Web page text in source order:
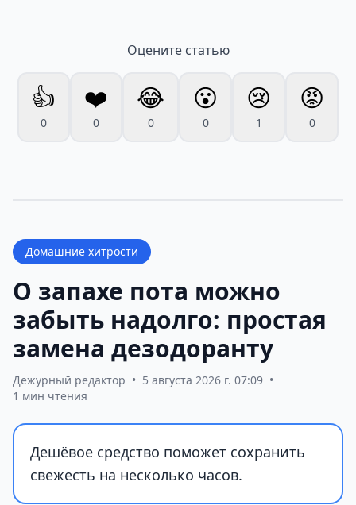
Оцените статью
👍
0
❤️
0
😂
0
😮
0
😢
1
😡
0
Домашние хитрости
О запахе пота можно
забыть надолго: простая
замена дезодоранту
Дежурный редактор • 5 августа 2026 г. 07:09 •
1 мин чтения
Дешёвое средство поможет сохранить
свежесть на несколько часов.